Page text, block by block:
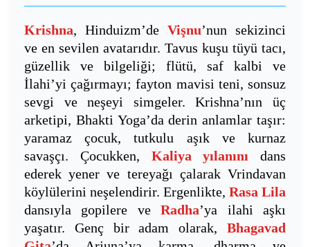
Krishna, Hinduizm’de Vişnu’nun sekizinci
ve en sevilen avatarıdır. Tavus kuşu tüyü tacı,
güzellik ve bilgeliği; flütü, saf kalbi ve
İlahi’yi çağırmayı; fayton mavisi teni, sonsuz
sevgi ve neşeyi simgeler. Krishna’nın üç
arketipi, Bhakti Yoga’da derin anlamlar taşır:
yaramaz çocuk, tutkulu aşık ve kurnaz
savaşçı. Çocukken, Kaliya yılanını dans
ederek yener ve tereyağı çalarak Vrindavan
köylülerini neşelendirir. Ergenlikte, Rasa Lila
dansıyla gopilere veRadha’ya ilahi aşkı
yaşatır. Genç bir adam olarak, Bhagavad